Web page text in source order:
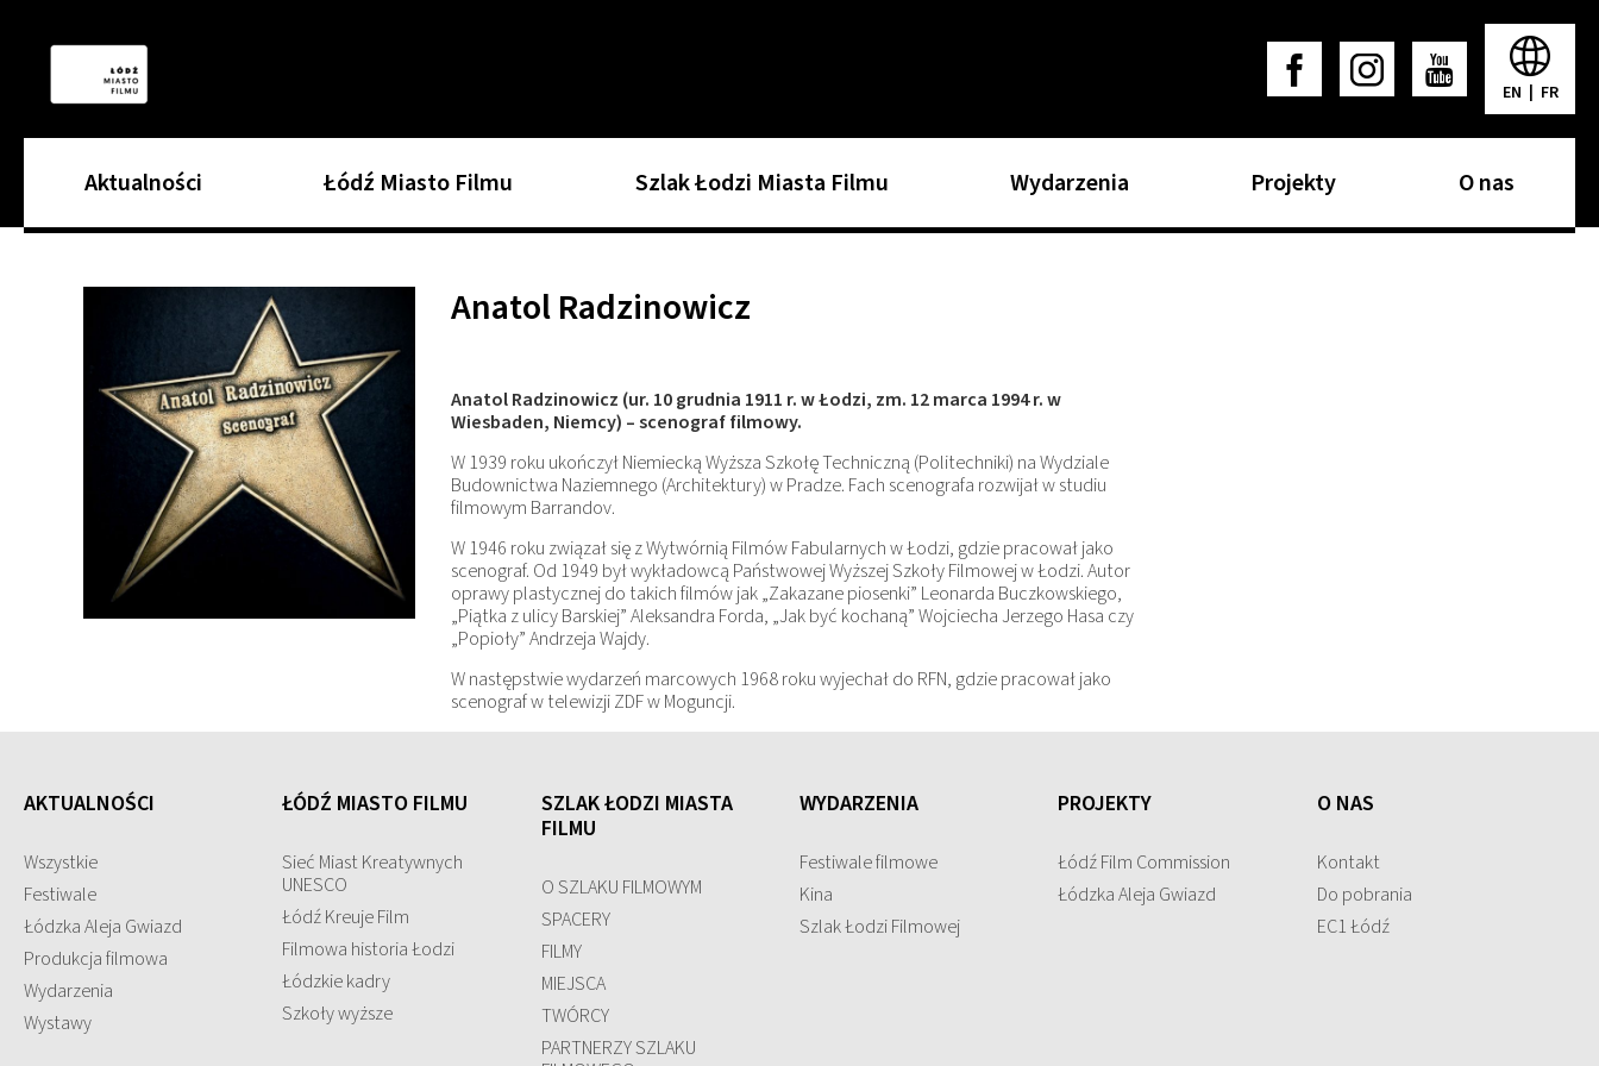
EN FR
Aktualności Łódź Miasto Filmu Szlak Łodzi Miasta Filmu Wydarzenia Projekty O nas
Anatol Radzinowicz
Anatol Radzinowicz (ur. 10 grudnia 1911 r. w Łodzi, zm. 12 marca 1994 r. w
Wiesbaden, Niemcy) – scenograf filmowy.
W 1939 roku ukończył Niemiecką Wyższa Szkołę Techniczną (Politechniki) na Wydziale
Budownictwa Naziemnego (Architektury) w Pradze. Fach scenografa rozwijał w studiu
filmowym Barrandov.
W 1946 roku związał się z Wytwórnią Filmów Fabularnych w Łodzi, gdzie pracował jako
scenograf. Od 1949 był wykładowcą Państwowej Wyższej Szkoły Filmowej w Łodzi. Autor
oprawy plastycznej do takich filmów jak „Zakazane piosenki” Leonarda Buczkowskiego,
„Piątka z ulicy Barskiej” Aleksandra Forda, „Jak być kochaną” Wojciecha Jerzego Hasa czy
„Popioły” Andrzeja Wajdy.
W następstwie wydarzeń marcowych 1968 roku wyjechał do RFN, gdzie pracował jako
scenograf w telewizji ZDF w Moguncji.
AKTUALNOŚCI
Wszystkie
Festiwale
Łódzka Aleja Gwiazd
Produkcja filmowa
Wydarzenia
Wystawy
ŁÓDŹ MIASTO FILMU
Sieć Miast Kreatywnych
UNESCO
Łódź Kreuje Film
Filmowa historia Łodzi
Łódzkie kadry
Szkoły wyższe
SZLAK ŁODZI MIASTA
FILMU
O SZLAKU FILMOWYM
SPACERY
FILMY
MIEJSCA
TWÓRCY
PARTNERZY SZLAKU
WYDARZENIA
Festiwale filmowe
Kina
Szlak Łodzi Filmowej
PROJEKTY
Łódź Film Commission
Łódzka Aleja Gwiazd
O NAS
Kontakt
Do pobrania
EC1 Łódź